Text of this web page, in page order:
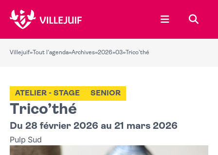
Ouvrir le
Villejuif» Tout l'agenda»Archives»2026»03» Trico’thé
Trico’thé
ATELIER - STAGE SENIOR
Du 28 février 2026 au 21 mars 2026
Pulp Sud